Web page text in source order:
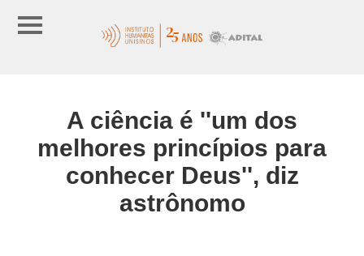
A ciência é ''um dos
melhores princípios para
conhecer Deus'', diz
astrônomo